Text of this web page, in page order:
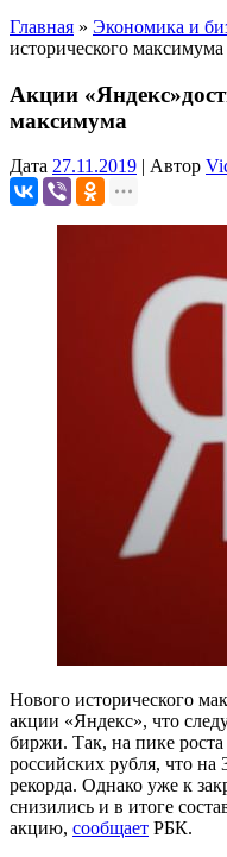
Главная » Экономика и
исторического максимума
Акции
максимума
Дата 27.11.2019 | Автор
Нового исторического
акции «Яндекс», что
биржи. Так, на пике
российских рубля, что
рекорда. Однако уже к
снизились и в итоге
акцию, сообщает РБК.